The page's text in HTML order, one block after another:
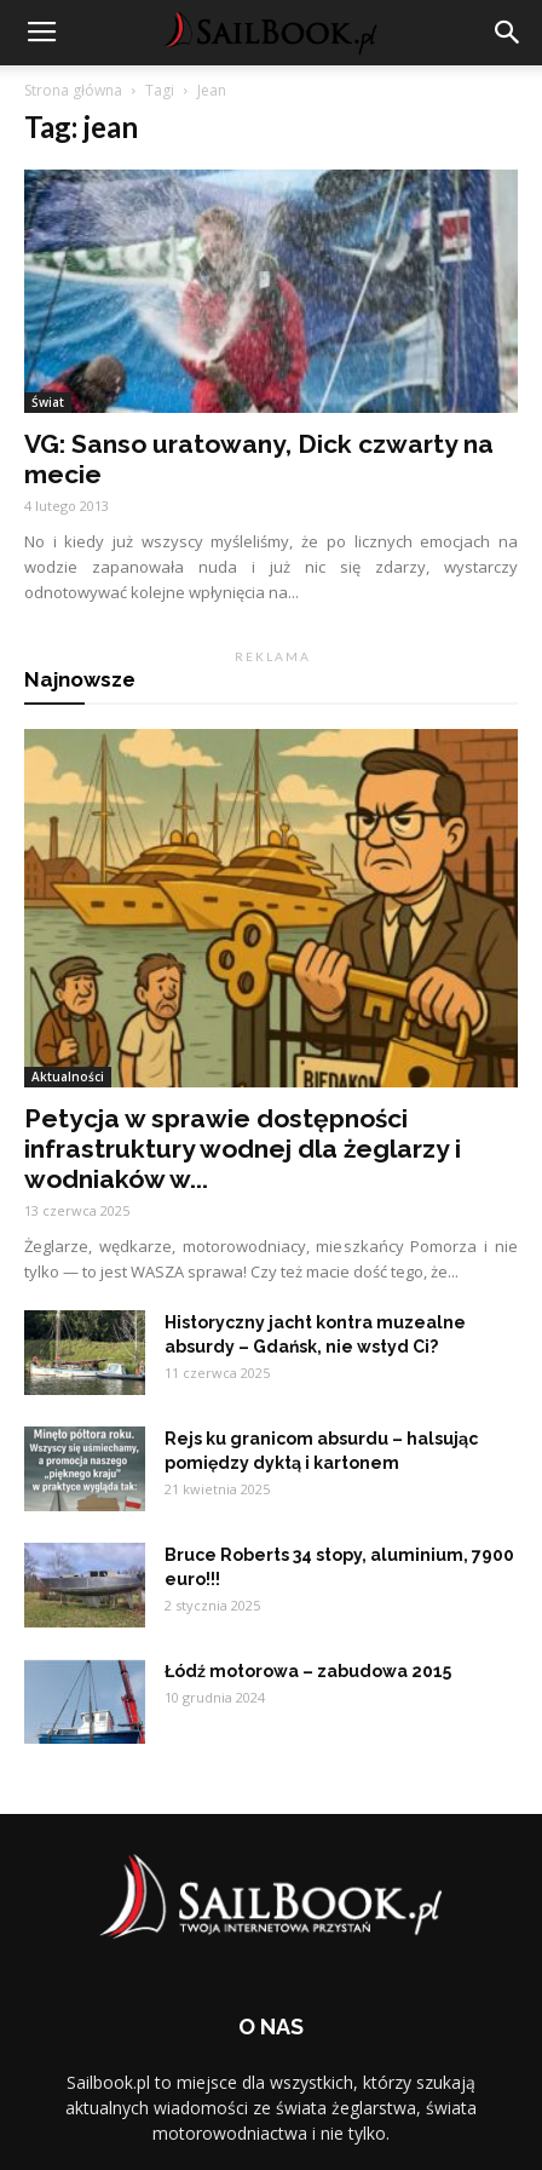
Strona główna Tagi Jean
Tag: jean
Świat
VG: Sanso uratowany, Dick czwarty na
mecie
4 lutego 2013
No i kiedy już wszyscy myśleliśmy, że po licznych emocjach na
wodzie zapanowała nuda i już nic się zdarzy, wystarczy
odnotowywać kolejne wpłynięcia na...
R E K L A M A
Najnowsze
Aktualności
Petycja w sprawie dostępności
infrastruktury wodnej dla żeglarzy i
wodniaków w...
13 czerwca 2025
Żeglarze, wędkarze, motorowodniacy, mieszkańcy Pomorza i nie
tylko — to jest WASZA sprawa! Czy też macie dość tego, że...
Historyczny jacht kontra muzealne
absurdy – Gdańsk, nie wstyd Ci?
11 czerwca 2025
Rejs ku granicom absurdu – halsując
pomiędzy dyktą i kartonem
21 kwietnia 2025
Bruce Roberts 34 stopy, aluminium, 7900
euro!!!
2 stycznia 2025
Łódź motorowa – zabudowa 2015
10 grudnia 2024
O NAS
Sailbook.pl to miejsce dla wszystkich, którzy szukają
aktualnych wiadomości ze świata żeglarstwa, świata
motorowodniactwa i nie tylko.